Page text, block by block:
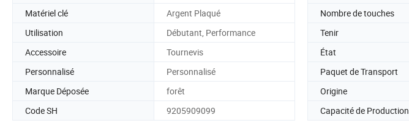
Matériel clé
Argent Plaqué Nombre de touches
Utilisation
Débutant, Performance Tenir
Accessoire
Tournevis État
Personnalisé
Personnalisé Paquet de Transport
Marque Déposée
forêt Origine
Code SH
9205909099 Capacité de Production